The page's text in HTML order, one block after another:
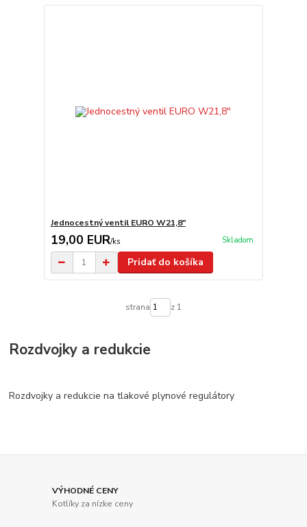
Jednocestný ventil EURO W21,8"
19,00 EUR/ks Skladom
Pridať do košíka
strana z 1
Rozdvojky a redukcie
Rozdvojky a redukcie na tlakové plynové regulátory
VÝHODNÉ CENY
Kotlíky za nízke ceny